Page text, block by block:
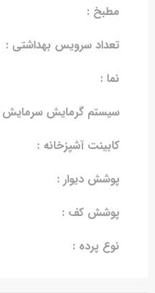
مطبخ :
تعداد سرویس بهداشتی :
نما :
سیستم گرمایش
کابینت آشپزخانه :
پوشش دیوار :
پوشش کف :
نوع پرده :